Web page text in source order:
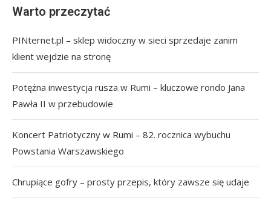
Warto przeczytać
PINternet.pl – sklep widoczny w sieci sprzedaje zanim
klient wejdzie na stronę
Potężna inwestycja rusza w Rumi – kluczowe rondo Jana
Pawła II w przebudowie
Koncert Patriotyczny w Rumi – 82. rocznica wybuchu
Powstania Warszawskiego
Chrupiące gofry – prosty przepis, który zawsze się udaje